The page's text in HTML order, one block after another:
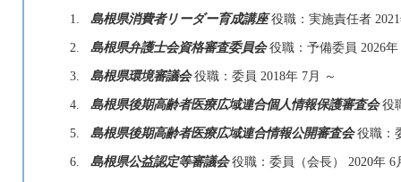
1. 島根県消費者リーダー育成講座役職：実施責任者
2.
島根県弁護士会資格審査委員会役職：予備委員 2026年
3.
島根県環境審議会役職：委員 2018年 7月 ～
4.
島根県後期高齢者医療広域連合個人情報保護審査会役
5.
島根県後期高齢者医療広域連合情報公開審査会役職：
6.
島根県公益認定等審議会役職：委員（会長） 2020年 6